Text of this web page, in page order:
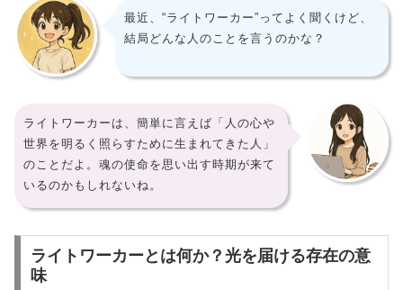
最近、“ライトワーカー”ってよく聞くけど、
結局どんな人のことを言うのかな？
ライトワーカーは、簡単に言えば「人の心や
世界を明るく照らすために生まれてきた人」
のことだよ。魂の使命を思い出す時期が来て
いるのかもしれないね。
ライトワーカーとは何か？光を届ける存在の意
味